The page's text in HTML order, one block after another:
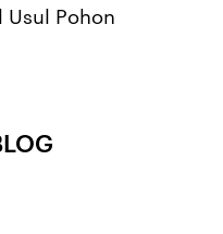
Usul Pohon